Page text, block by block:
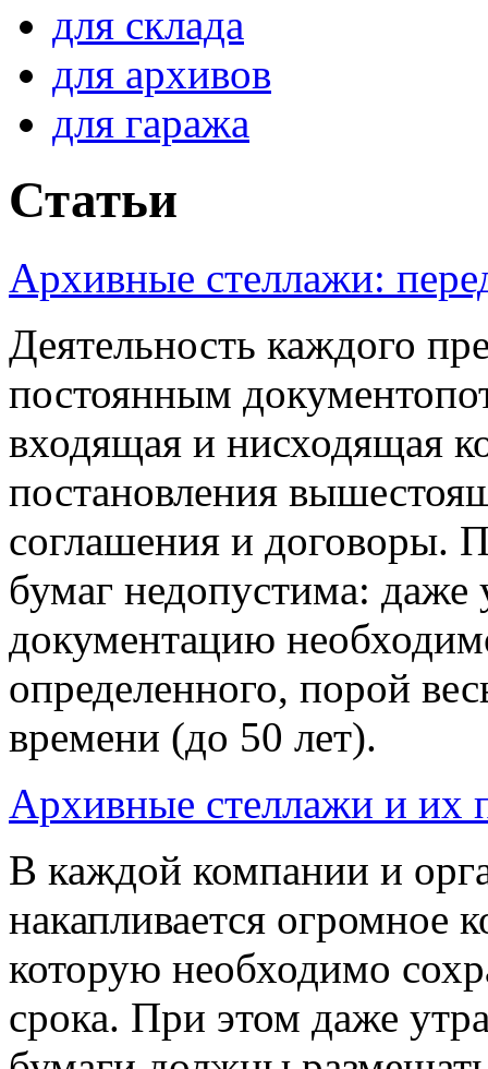
для склада
для архивов
для гаража
Статьи
Архивные стеллажи:
Деятельность каждого
постоянным
входящая и нисходящая
постановления
соглашения и договоры.
бумаг недопустима:
документацию
определенного, порой
времени (до 50 лет).
Архивные стеллажи и их
В каждой компании и
накапливается огромное
которую необходимо
срока. При этом даже